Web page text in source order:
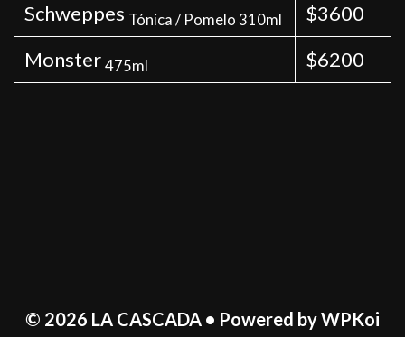
Schweppes Tónica / Pomelo 310ml
$3600
Monster 475ml $6200
© 2026 LA CASCADA • Powered byWPKoi